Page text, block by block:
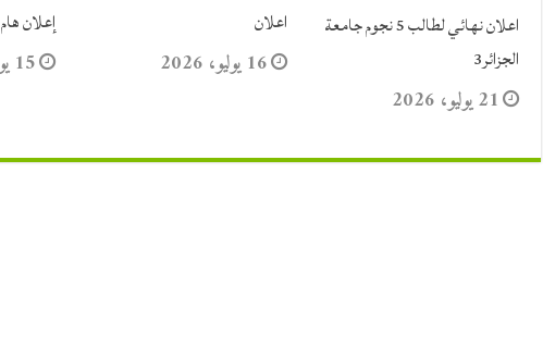
اعلان نهائي لطالب 5 نجوم جامعة
الجزائر3
21 يوليو، 2026
اعلان
16 يوليو، 2026
إعلان هام
15 يوليو، 2026